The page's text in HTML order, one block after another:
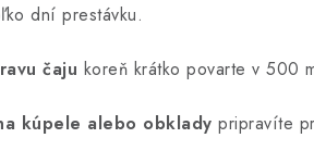
dní prestávku.
čaju koreň krátko povarte v 500
kúpele alebo obklady pripravíte